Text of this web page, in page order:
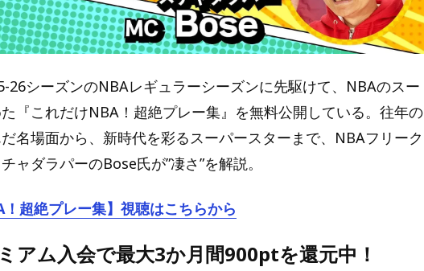
26シーズンのNBAレギュラーシーズンに先駆けて、NBAのスー
『これだけNBA！超絶プレー集』を無料公開している。往年の
名場面から、新時代を彩るスーパースターまで、NBAフリーク
ャダラパーのBose氏が”凄さ”を解説。
超絶プレー集】視聴はこちらから
アム入会で最大3か月間900ptを還元中！